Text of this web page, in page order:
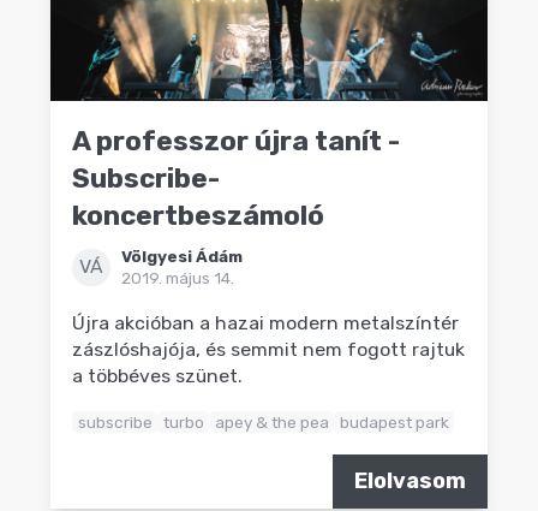
A professzor újra tanít -
Subscribe-
koncertbeszámoló
VÁ
Völgyesi Ádám
2019. május 14.
Újra akcióban a hazai modern metalszíntér
zászlóshajója, és semmit nem fogott rajtuk
a többéves szünet.
subscribe turbo apey & the pea budapest park
Elolvasom